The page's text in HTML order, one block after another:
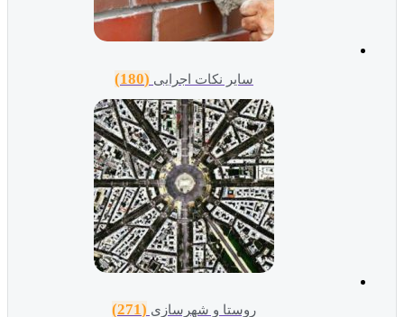
سایر نکات اجرایی
روستا و شهرسازی(271)